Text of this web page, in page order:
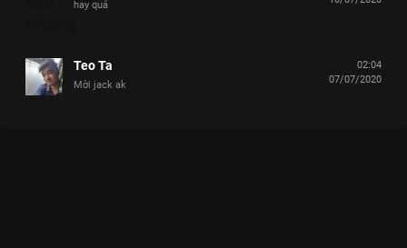
hay quá
Teo Ta
Mời jack ak
02:04
07/07/2020